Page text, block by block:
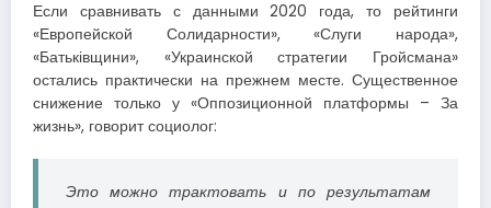
Если сравнивать с данными 2020 года, то рейтинги
«Европейской Солидарности», «Слуги народа»,
«Батьківщини», «Украинской стратегии Гройсмана»
остались практически на прежнем месте. Существенное
снижение только у «Оппозиционной платформы – За
жизнь», говорит социолог:
Это можно трактовать и по результатам